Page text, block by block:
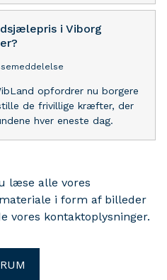
i Viborg
opfordrer nu borgere
de frivillige kræfter, der
hver eneste dag.
læse alle vores
i form af billeder
vores kontaktoplysninger.